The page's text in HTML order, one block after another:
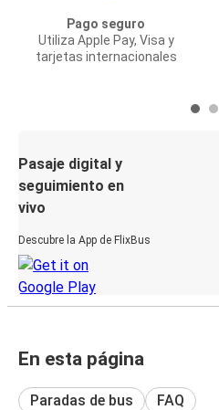
Pago seguro
Utiliza Apple Pay, Visa y
tarjetas internacionales
Pasaje digital y
seguimiento en
vivo
Descubre la App de FlixBus
En esta página
Paradas de bus FAQ